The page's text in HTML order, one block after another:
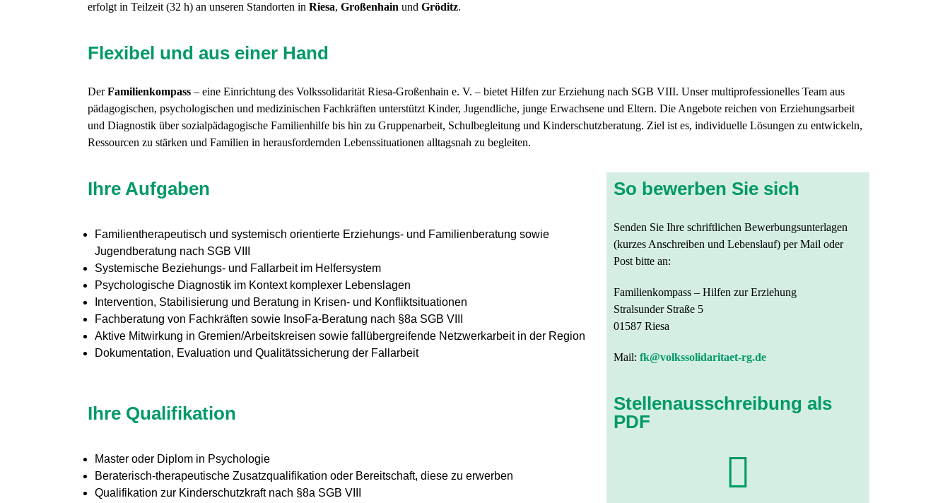
erfolgt in Teilzeit (32 h) an unseren Standorten in Riesa, Großenhain und Gröditz.
Flexibel und aus einer Hand
DerFamilienkompass – eine Einrichtung des Volkssolidarität Riesa-Großenhain e. V. – bietet Hilfen zur Erziehung nach SGB VIII. Unser multiprofessionelles Team aus
pädagogischen, psychologischen und medizinischen Fachkräften unterstützt Kinder, Jugendliche, junge Erwachsene und Eltern. Die Angebote reichen von Erziehungsarbeit
und Diagnostik über sozialpädagogische Familienhilfe bis hin zu Gruppenarbeit, Schulbegleitung und Kinderschutzberatung. Ziel ist es, individuelle Lösungen zu entwickeln,
Ressourcen zu stärken und Familien in herausfordernden Lebenssituationen alltagsnah zu begleiten.
Ihre Aufgaben
Familientherapeutisch und systemisch orientierte Erziehungs- und Familienberatung sowie
Jugendberatung nach SGB VIII
Systemische Beziehungs- und Fallarbeit im Helfersystem
Psychologische Diagnostik im Kontext komplexer Lebenslagen
Intervention, Stabilisierung und Beratung in Krisen- und Konfliktsituationen
Fachberatung von Fachkräften sowie InsoFa-Beratung nach §8a SGB VIII
Aktive Mitwirkung in Gremien/Arbeitskreisen sowie fallübergreifende Netzwerkarbeit in der Region
Dokumentation, Evaluation und Qualitätssicherung der Fallarbeit
Ihre Qualifikation
Master oder Diplom in Psychologie
Beraterisch-therapeutische Zusatzqualifikation oder Bereitschaft, diese zu erwerben
Qualifikation zur Kinderschutzkraft nach §8a SGB VIII
So bewerben Sie sich
Senden Sie Ihre schriftlichen Bewerbungsunterlagen
(kurzes Anschreiben und Lebenslauf) per Mail oder
Post bitte an:
Familienkompass – Hilfen zur Erziehung
Stralsunder Straße 5
01587 Riesa
Mail: fk@volkssolidaritaet-rg.de
Stellenausschreibung als
PDF